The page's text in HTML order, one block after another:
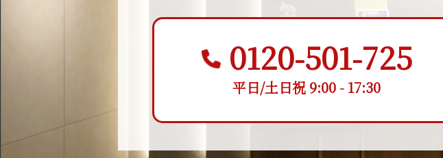
0120-501-725
平日/土日祝 9:00 - 17:30